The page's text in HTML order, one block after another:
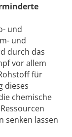
und
und
durch das
vor allem
für
dieses
chemische
senken lassen